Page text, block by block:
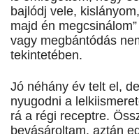
bajlódj vele,
majd én
vagy megbántódás
tekintetében.
Jó néhány év telt el,
nyugodni a
rá a régi receptre.
bevásároltam, aztán